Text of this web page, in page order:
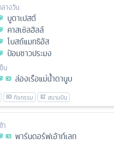
างวัน
บูดาเปสต์
คาสเซิลฮิลล์
โบสถ์แมทธิอัส
ป้อมชาวประมง
น
ล่องเรือแม่น้ำดานูบ
า
พาร์นดอร์ฟเอ้าท์เลท